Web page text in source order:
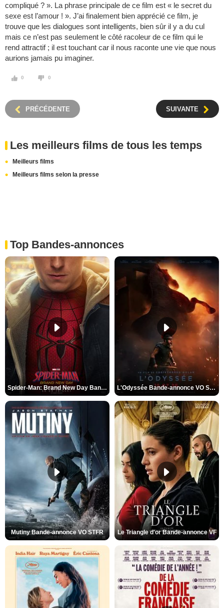
compliqué ? ». La phrase principale de ce film est « le secret du
sexe est l’amour ! ». J’ai finalement bien apprécié ce film, je
trouve que les dialogues sont intelligents, bien sûr il y a du cul
mais ce n’est pas seulement le côté racoleur de ce film qui le
rend attractif ; il est touchant car il nous raconte une vie que nous
aurions jamais pu imaginer.
0 0
PRÉCÉDENTE SUIVANTE
Les meilleurs films de tous les temps
Meilleurs films
Meilleurs films selon la presse
Top Bandes-annonces
Spider-Man: Brand New Day Bande-annonce VO STFR L'Odyssée Bande-annonce VO STFR
Mutiny Bande-annonce VO STFR Le Triangle d'or Bande-annonce VF